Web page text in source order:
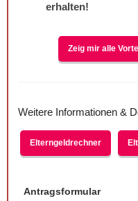
erhalten!
Zeig mir alle
Weitere Informationen &
Elterngeldrechner
Antragsformular